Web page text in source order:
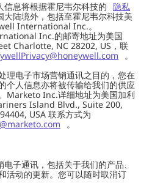
信息将根据霍尼韦尔科技的 隐私
大陆境外，包括至霍尼韦尔科技美
International Inc.。
Inc.的邮寄地址为美国
Charlotte, NC 28202, US，联
。
理电子市场营销通讯之目的，您在
个人信息亦将被传输给我们的供应
Marketo Inc.详细地址为美国加利
Island Blvd., Suite 200,
USA 联系方式为
。
子通讯，包括关于我们的产品、
活动的更新。您可以随时取消订